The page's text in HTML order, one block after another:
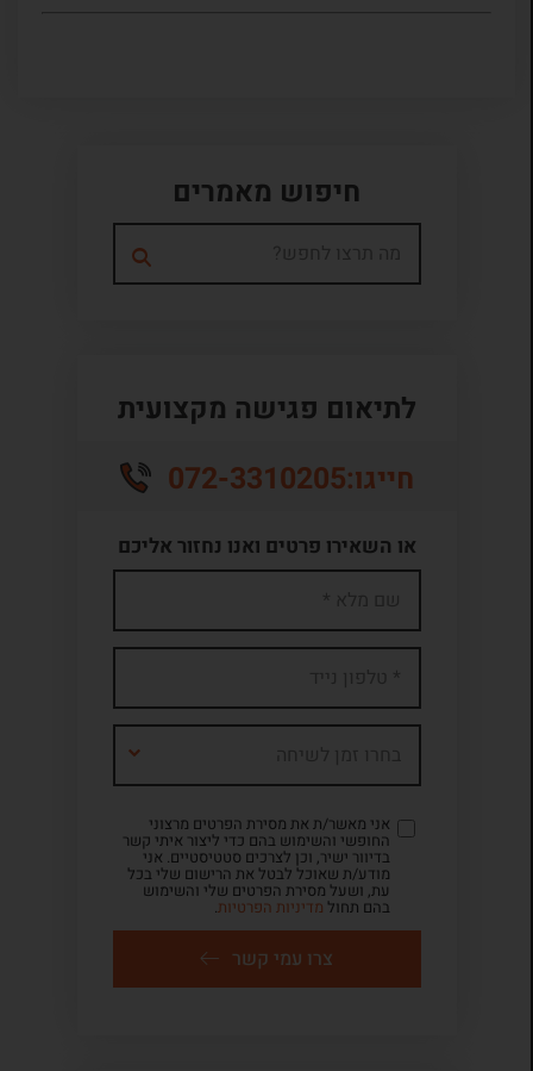
חיפוש מאמרים
לתיאום פגישה מקצועית
חייגו:072-3310205
או השאירו פרטים ואנו נחזור אליכם
אני מאשר/ת את מסירת הפרטים מרצוני
החופשי והשימוש בהם כדי ליצור איתי קשר
בדיוור ישיר, וכן לצרכים סטטיסטיים. אני
מודע/ת שאוכל לבטל את הרישום שלי בכל
עת, ושעל מסירת הפרטים שלי והשימוש
בהם תחול מדיניות הפרטיות.
צרו עמי קשר